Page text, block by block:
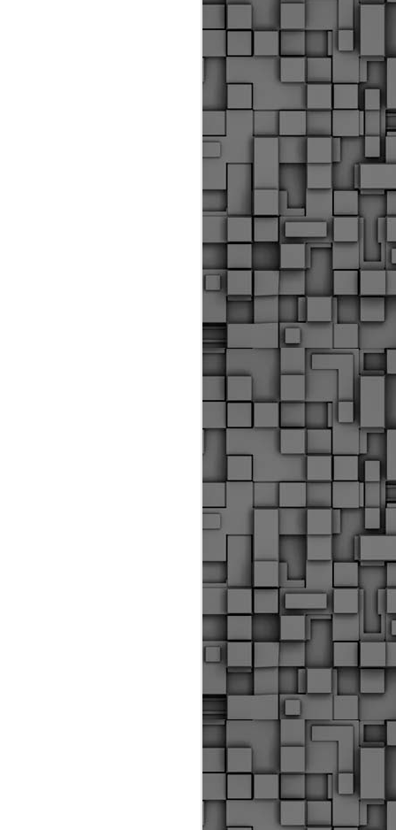
αστυνομικούς, οι οποίοι έχουν
εκπαίδευσή τους και
καθήκοντα.
ο Δήμος παρέλαβε τρία
οποία θα χρησιμοποιούνται για
μετακινήσεις των